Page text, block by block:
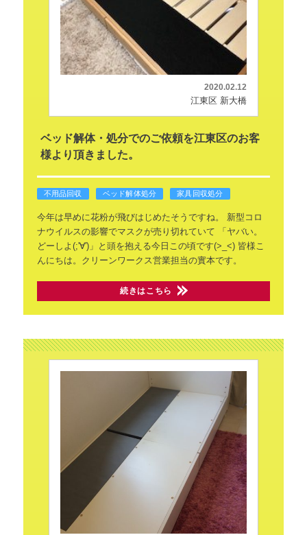
2020.02.12
江東区 新大橋
ベッド解体・処分でのご依頼を江東区のお客
様より頂きました。
不用品回収 ベッド解体処分 家具回収処分
今年は早めに花粉が飛びはじめたそうですね。
新型コロ
ナウイルスの影響でマスクが売り切れていて 「ヤバい。
どーしよ(;'∀')」と頭を抱える今日この頃です(>_<) 皆様こ
んにちは。クリーンワークス営業担当の實本です。
続きはこちら